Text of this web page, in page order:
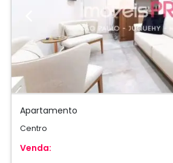
Previous
Apartamento
Centro
Venda: